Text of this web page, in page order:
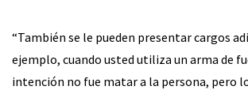
“También se le pueden presentar cargos
ejemplo, cuando usted utiliza un arma de
intención no fue matar a la persona, pero